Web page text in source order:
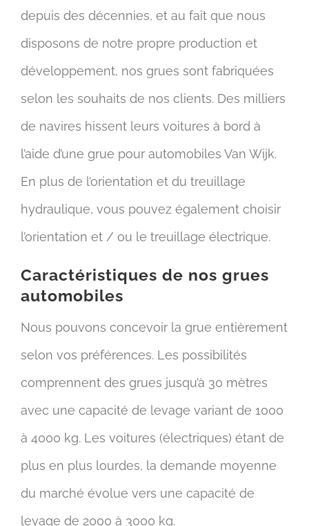
depuis des décennies, et au fait que nous
disposons de notre propre production et
développement, nos grues sont fabriquées
selon les souhaits de nos clients. Des milliers
de navires hissent leurs voitures à bord à
l’aide d’une grue pour automobiles Van Wijk.
En plus de l’orientation et du treuillage
hydraulique, vous pouvez également choisir
l’orientation et / ou le treuillage électrique.
Caractéristiques de nos grues
automobiles
Nous pouvons concevoir la grue entièrement
selon vos préférences. Les possibilités
comprennent des grues jusqu’à 30 mètres
avec une capacité de levage variant de 1000
à 4000 kg. Les voitures (électriques) étant de
plus en plus lourdes, la demande moyenne
du marché évolue vers une capacité de
levage de 2000 à 3000 kg.